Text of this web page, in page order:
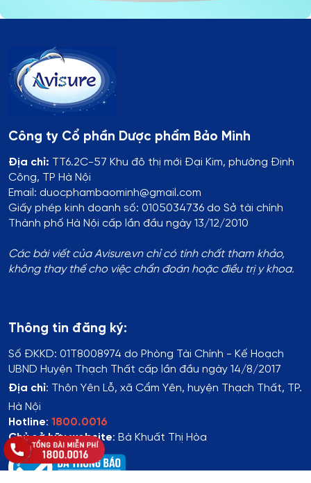
Công ty Cổ phần Dược phẩm Bảo Minh
Địa chỉ: TT6.2C-57 Khu đô thị mới Đại Kim, phường Định
Công, TP Hà Nội
Email: duocphambaominh@gmail.com
Giấy phép kinh doanh số: 0105034736 do Sở tài chính
Thành phố Hà Nội cấp lần đầu ngày 13/12/2010
Các bài viết của Avisure.vn chỉ có tính chất tham khảo,
không thay thế cho việc chẩn đoán hoặc điều trị y khoa.
Thông tin đăng ký:
Số ĐKKD: 01T8008974 do Phòng Tài Chính - Kế Hoạch
UBND Huyện Thạch Thất cấp lần đầu ngày 14/8/2017
Địa chỉ: Thôn Yên Lỗ, xã Cẩm Yên, huyện Thạch Thất, TP.
Hà Nội
Hotline: 1800.0016
Chủ sở hữu website: Bà Khuất Thị Hòa